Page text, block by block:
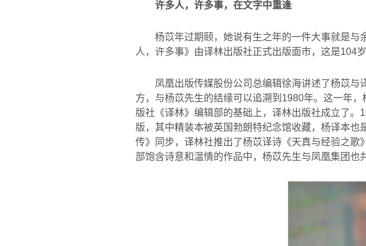
许多人，许多事，在文字中重逢
杨苡年过期颐，她说有生之年的一件大事就是与
人，许多事》由译林出版社正式出版面市，这是104
凤凰出版传媒股份公司总编辑徐海讲述了杨苡与
方，与杨苡先生的结缘可以追溯到 1980年。这一年，
版社《译林》编辑部的基础上，译林出版社成立了。
版，其中精装本被英国勃朗特纪念馆收藏，杨译本也
传》同步，译林社推出了杨苡译诗《天真与经验之
部饱含诗意和温情的作品中，杨苡先生与凤凰集团也